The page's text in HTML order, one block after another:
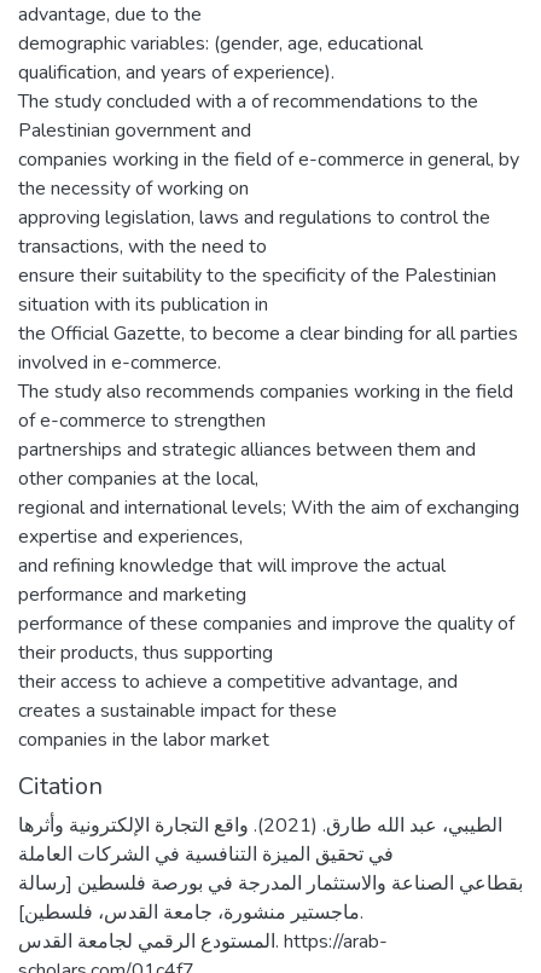
advantage, due to the
demographic variables: (gender, age, educational
qualification, and years of experience).
The study concluded with a of recommendations to the
Palestinian government and
companies working in the field of e-commerce in general, by
the necessity of working on
approving legislation, laws and regulations to control the
transactions, with the need to
ensure their suitability to the specificity of the Palestinian
situation with its publication in
the Official Gazette, to become a clear binding for all parties
involved in e-commerce.
The study also recommends companies working in the field
of e-commerce to strengthen
partnerships and strategic alliances between them and
other companies at the local,
regional and international levels; With the aim of exchanging
expertise and experiences,
and refining knowledge that will improve the actual
performance and marketing
performance of these companies and improve the quality of
their products, thus supporting
their access to achieve a competitive advantage, and
creates a sustainable impact for these
companies in the labor market
Citation
الطيبي، عبد الله طارق. (2021). واقع التجارة الإلكترونية وأثرها
في تحقيق الميزة التنافسية في الشركات العاملة
بقطاعي الصناعة والاستثمار المدرجة في بورصة فلسطين [رسالة
ماجستير منشورة، جامعة القدس، فلسطين].
المستودع الرقمي لجامعة القدس. https://arab-